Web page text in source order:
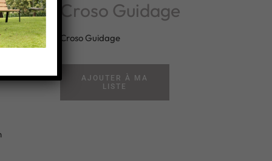
Croso Guidage
Croso Guidage
AJOUTER À MA
LISTE